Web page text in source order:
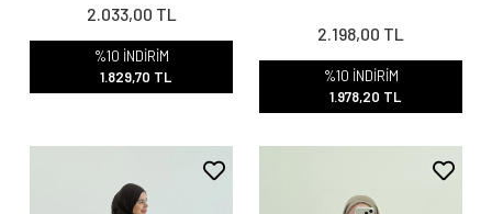
2.033,00 TL
%10 İNDİRİM
1.829,70 TL
2.198,00 TL
%10 İNDİRİM
1.978,20 TL